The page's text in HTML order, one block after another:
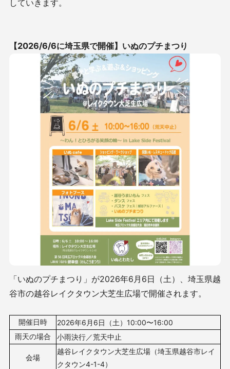
していきます。
【2026/6/6に埼玉県で開催】 いぬのプチまつり
「いぬのプチまつり」が2026年6月6日（土）、埼玉県越
谷市の越谷レイクタウン大芝生広場で開催されます。
開催日時 2026年6月6日（土）10:00〜16:00
雨天の場合
小雨決行／荒天中止
会場
越谷レイクタウン大芝生広場（埼玉県越谷市レイ
クタウン4-1-4）